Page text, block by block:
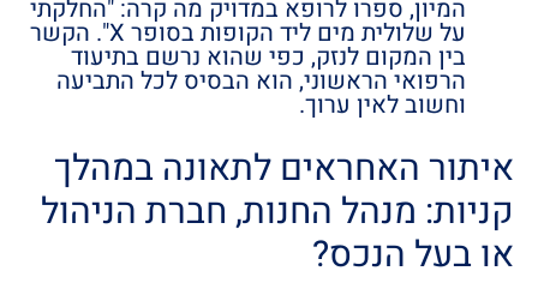
המיון, ספרו לרופא במדויק מה קרה: "החלקתי
על שלולית מים ליד הקופות בסופר X". הקשר
בין המקום לנזק, כפי שהוא נרשם בתיעוד
הרפואי הראשוני, הוא הבסיס לכל התביעה
וחשוב לאין ערוך.
איתור האחראים לתאונה במהלך
קניות: מנהל החנות, חברת הניהול
או בעל הנכס?